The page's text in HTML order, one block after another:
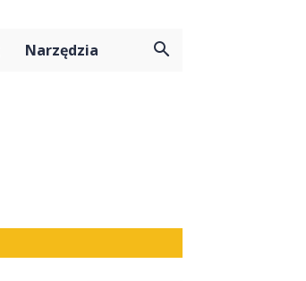
Narzędzia